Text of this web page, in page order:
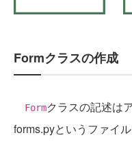
Formクラスの作成
Formクラスの記述は
forms.pyというファイ